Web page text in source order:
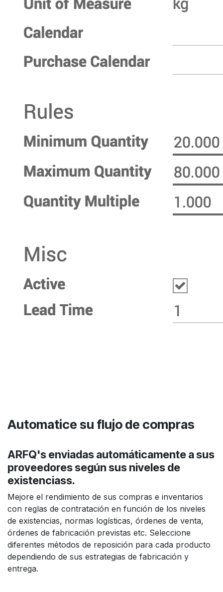
Automatice su flujo de compras
ARFQ's enviadas automáticamente a sus
proveedores según sus niveles de
existenciass.
Mejore el rendimiento de sus compras e inventarios
con reglas de contratación en función de los niveles
de existencias, normas logísticas, órdenes de venta,
órdenes de fabricación previstas etc. Seleccione
diferentes métodos de reposición para cada producto
dependiendo de sus estrategias de fabricación y
entrega.